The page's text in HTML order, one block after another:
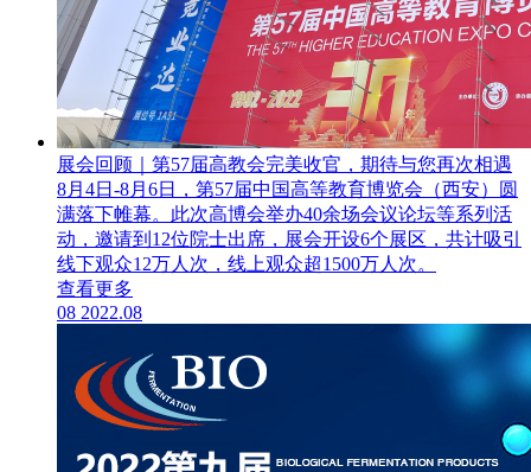
展会回顾｜第57届高教会完美收官，期待与您再次相遇
8月4日-8月6日，第57届中国高等教育博览会（西安）圆
满落下帷幕。此次高博会举办40余场会议论坛等系列活
动，邀请到12位院士出席，展会开设6个展区，共计吸引
线下观众12万人次，线上观众超1500万人次。
查看更多
08 2022.08